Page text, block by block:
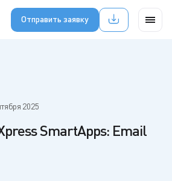
Отправить заявку
2025
SmartApps: Email